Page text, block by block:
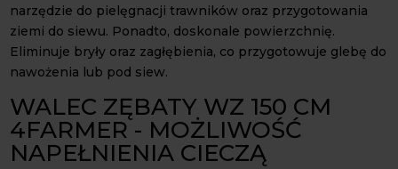
narzędzie do pielęgnacji trawników oraz przygotowania
ziemi do siewu. Ponadto, doskonale powierzchnię.
Eliminuje bryły oraz zagłębienia, co przygotowuje glebę do
nawożenia lub pod siew.
WALEC ZĘBATY WZ 150 CM
4FARMER - MOŻLIWOŚĆ
NAPEŁNIENIA CIECZĄ